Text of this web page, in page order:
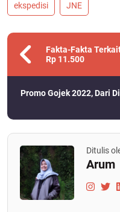
ekspedisi JNE
Fakta-Fakta
Rp 11.500
Promo Gojek 2022, Dari
Ditulis
Arum